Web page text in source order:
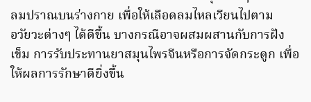
ลมปราณบนร่างกาย เพื่อให้เลือดลมไหลเวียนไปตาม
อวัยวะต่างๆ ได้ดีขึ้น บางกรณีอาจผสมผสานกับการฝัง
เข็ม การรับประทานยาสมุนไพรจีนหรือการจัดกระดูก เพื่อ
ให้ผลการรักษาดียิ่งขึ้น